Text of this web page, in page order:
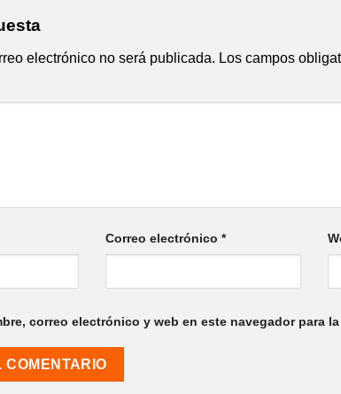
electrónico no será publicada. Los campos
Correo electrónico *
correo electrónico y web en este navegador para